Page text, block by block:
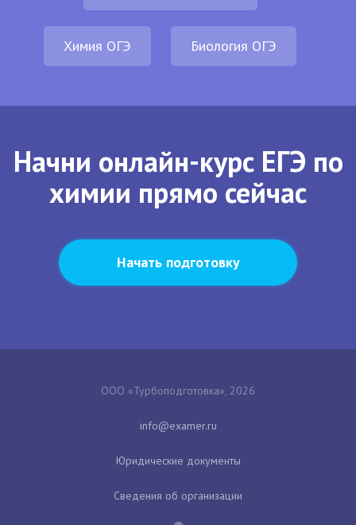
Химия ОГЭ Биология ОГЭ
Начни онлайн-курс ЕГЭ по
химии прямо сейчас
Начать подготовку
ООО «Турбоподготовка», 2026
Юридические документы
Сведения об организации